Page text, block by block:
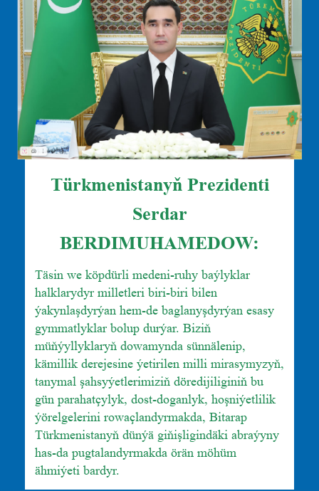
Türkmenistanyň Prezidenti
Serdar
BERDIMUHAMEDOW:
Täsin we köpdürli medeni-ruhy baýlyklar
halklarydyr milletleri biri-biri bilen
ýakynlaşdyrýan hem-de baglanyşdyrýan esasy
gymmatlyklar bolup durýar. Biziň
müňýyllyklaryň dowamynda sünnälenip,
kämillik derejesine ýetirilen milli mirasymyzyň,
tanymal şahsyýetlerimiziň döredijiliginiň bu
gün parahatçylyk, dost-doganlyk, hoşniýetlilik
ýörelgelerini rowaçlandyrmakda, Bitarap
Türkmenistanyň dünýä giňişligindäki abraýyny
has-da pugtalandyrmakda örän möhüm
ähmiýeti bardyr.